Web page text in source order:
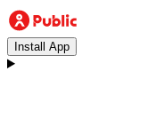
Install App